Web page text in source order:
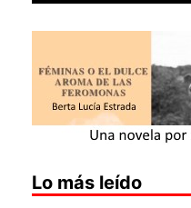
Lo más leído